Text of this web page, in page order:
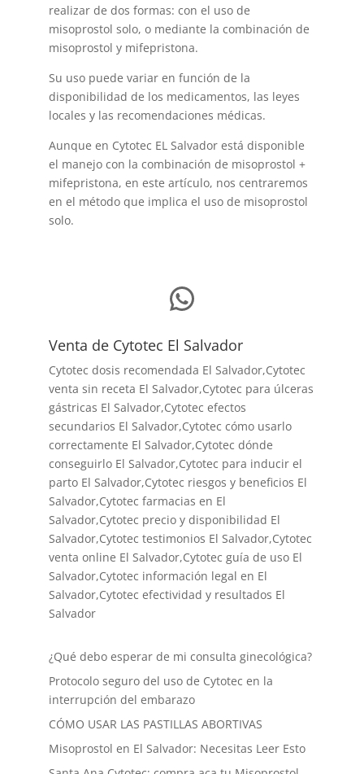
realizar de dos formas: con el uso de
misoprostol solo, o mediante la combinación de
misoprostol y mifepristona.
Su uso puede variar en función de la
disponibilidad de los medicamentos, las leyes
locales y las recomendaciones médicas.
Aunque en Cytotec EL Salvador está disponible
el manejo con la combinación de misoprostol +
mifepristona, en este artículo, nos centraremos
en el método que implica el uso de misoprostol
solo.
WhatsApp
Venta de Cytotec El Salvador
Cytotec dosis recomendada El Salvador,Cytotec
venta sin receta El Salvador,Cytotec para úlceras
gástricas El Salvador,Cytotec efectos
secundarios El Salvador,Cytotec cómo usarlo
correctamente El Salvador,Cytotec dónde
conseguirlo El Salvador,Cytotec para inducir el
parto El Salvador,Cytotec riesgos y beneficios El
Salvador,Cytotec farmacias en El
Salvador,Cytotec precio y disponibilidad El
Salvador,Cytotec testimonios El Salvador,Cytotec
venta online El Salvador,Cytotec guía de uso El
Salvador,Cytotec información legal en El
Salvador,Cytotec efectividad y resultados El
Salvador
¿Qué debo esperar de mi consulta ginecológica?
Protocolo seguro del uso de Cytotec en la
interrupción del embarazo
CÓMO USAR LAS PASTILLAS ABORTIVAS
Misoprostol en El Salvador: Necesitas Leer Esto